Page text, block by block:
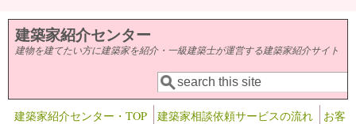
メインコンテンツに移動
建築家紹介センター
建物を建てたい方に建築家を紹介・一級建築士が運営する建築家紹介サイト
検索フォーム
検索
建築家紹介センター・TOP 建築家相談依頼サービスの流れ
お客